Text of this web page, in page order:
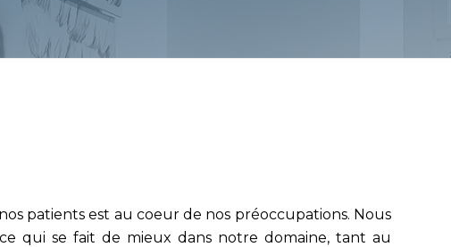
patients est au coeur de nos préoccupations. Nous
qui se fait de mieux dans notre domaine, tant au